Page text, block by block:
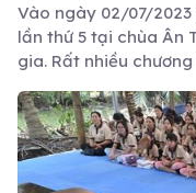
Vào ngày 02/07/
lần thứ 5 tại chùa Ân
gia. Rất nhiều